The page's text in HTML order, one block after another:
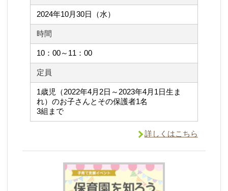
2024年10月30日（水）
時間
10：00～11：00
定員
1歳児（2022年4月2日～2023年4月1日生ま
れ）のお子さんとその保護者1名
3組まで
詳しくはこちら